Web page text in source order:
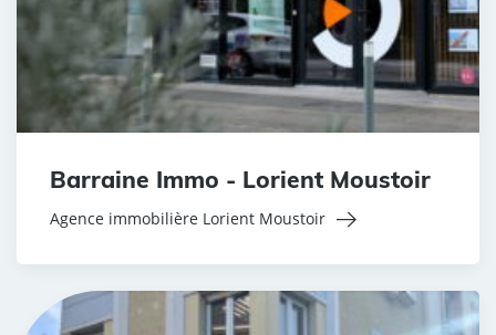
Barraine Immo - Lorient Moustoir
Agence immobilière Lorient Moustoir